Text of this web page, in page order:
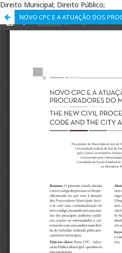
Direito Municipal; Direito Público;
NOVO CPC E A ATUAÇÃO DOS